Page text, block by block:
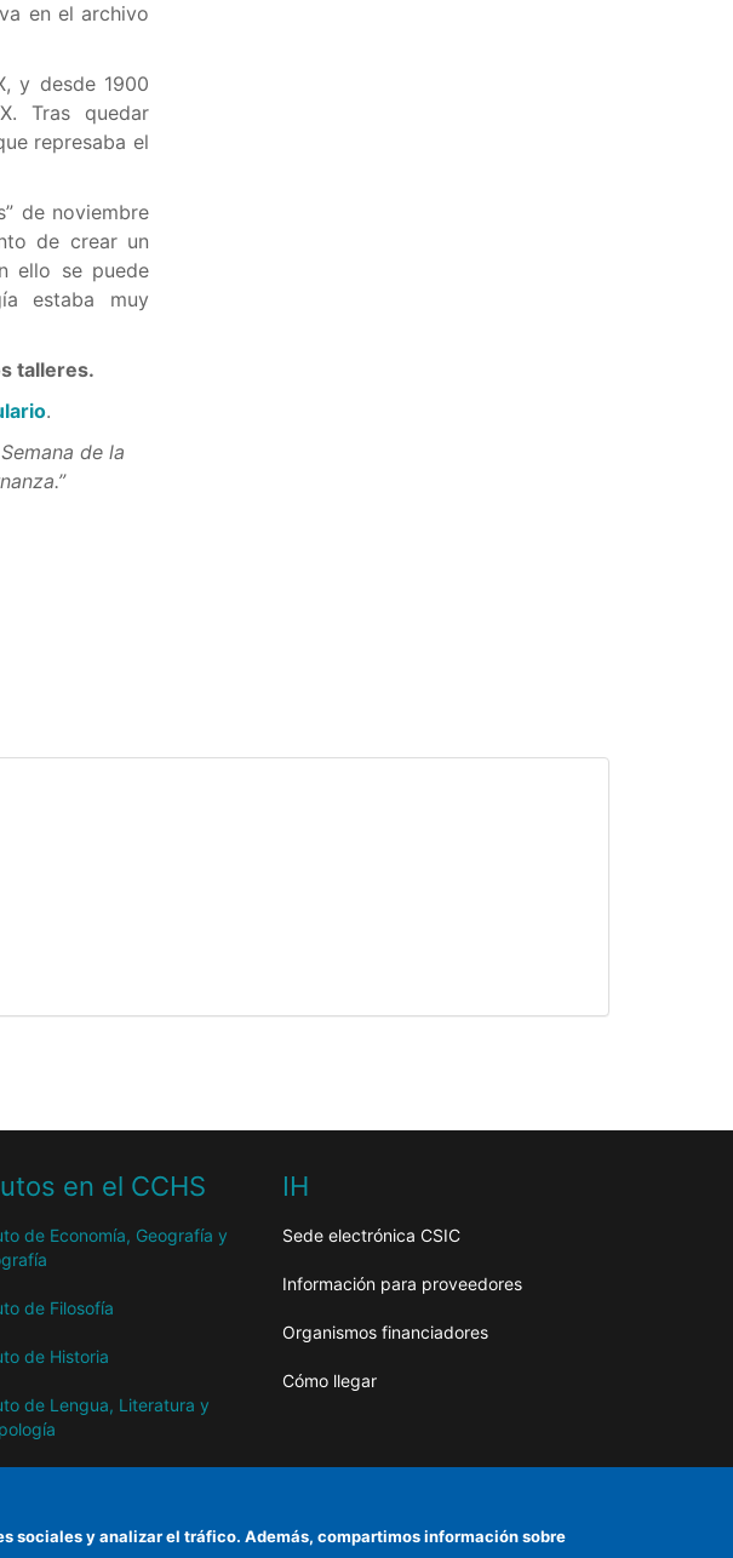
en el archivo
y desde 1900
Tras quedar
represaba el
de noviembre
de crear un
ello se puede
estaba muy
talleres.
.
de la
en el CCHS
de Economía, Geografía y
de Filosofía
de Historia
de Lengua, Literatura y
IH
Sede electrónica CSIC
Información para proveedores
Organismos financiadores
Cómo llegar
sociales y analizar el tráfico. Además, compartimos información sobre